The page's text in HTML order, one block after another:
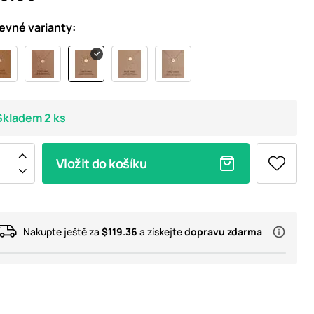
varianty:
2 ks
Vložit do košíku
Nakupte ještě za $119.36 a získejtedopravu zdarma